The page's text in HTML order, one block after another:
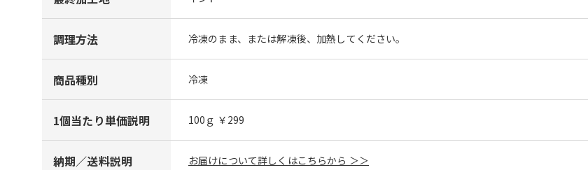
調理方法 冷凍のまま、または解凍後、加熱してください。
商品種別 冷凍
1個当たり単価説明 100ｇ ￥299
納期／送料説明 お届けについて詳しくはこちらから ＞＞